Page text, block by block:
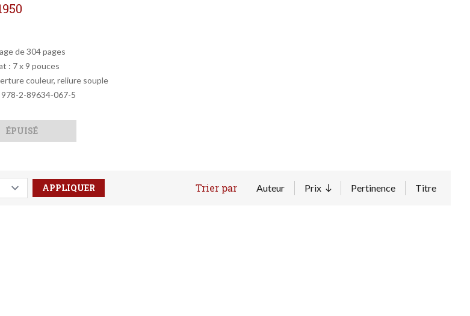
de 304 pages
: 7 x 9 pouces
couleur, reliure souple
978-2-89634-067-5
ÉPUISÉ
ici
Trier par Auteur PrixTrier par ordre croissant
Pertinence Titre